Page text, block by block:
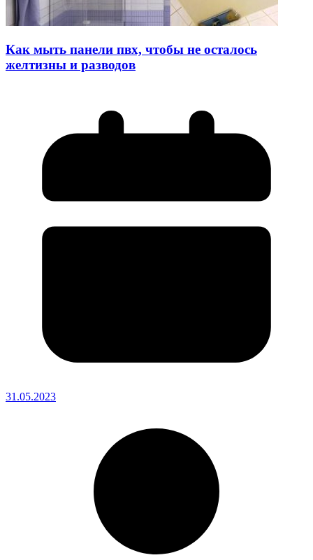
Как мыть панели пвх, чтобы не осталось
желтизны и разводов
31.05.2023